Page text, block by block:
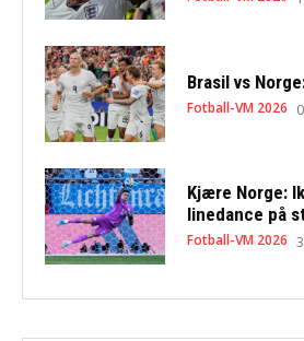
Brasil vs
Fotball-VM 2026
Kjære Norge:
linedance på
Fotball-VM 2026